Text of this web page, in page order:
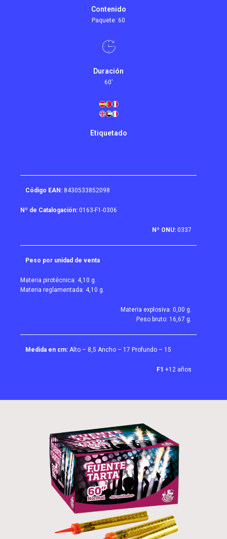
Contenido
Paquete: 60
Duración
60'
Etiquetado
Código EAN: 8430533852098
Nº de Catalogación: 0163-F1-0306
Nº ONU: 0337
Peso por unidad de venta
Materia pirotécnica: 4,10 g.
Materia reglamentada: 4,10 g.
Materia explosiva: 0,00 g.
Peso bruto: 16,67 g.
Medida en cm: Alto – 8,5 Ancho – 17 Profundo – 15
F1 +12 años